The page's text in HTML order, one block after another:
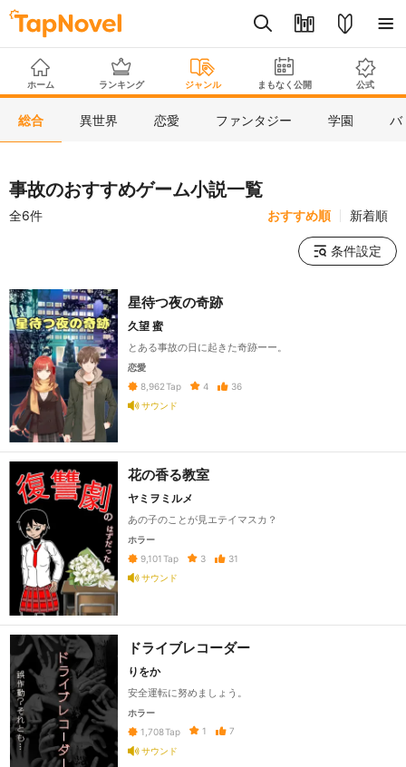
ホーム ランキング ジャンル まもなく公開 公式
総合 異世界 恋愛 ファンタジー 学園 バ
事故のおすすめゲーム小説一覧
全6件 おすすめ順 新着順
条件設定
星待つ夜の奇跡
久望 蜜
とある事故の日に起きた奇跡ーー。
恋愛
8,962 Tap 4
36
サウンド
花の香る教室
ヤミヲミルメ
あの子のことが見エテイマスカ？
ホラー
9,101 Tap 3
31
サウンド
ドライブレコーダー
りをか
安全運転に努めましょう。
ホラー
1,708Tap 1
7
サウンド